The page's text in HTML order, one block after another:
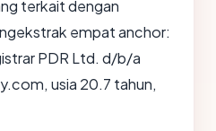
terkait dengan
empat anchor:
PDR Ltd. d/b/a
usia 20.7 tahun,